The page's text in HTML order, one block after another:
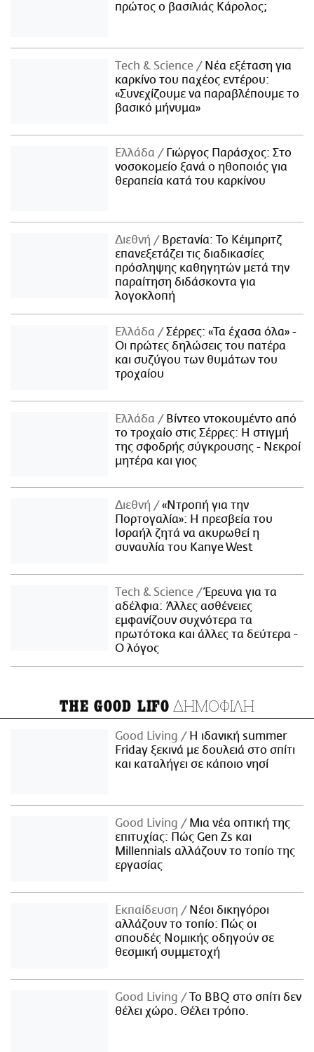
πρώτος ο βασιλιάς Κάρολος;
Τech & Science
Νέα εξέταση για
καρκίνο του παχέος εντέρου:
«Συνεχίζουμε να παραβλέπουμε το
βασικό μήνυμα»
Ελλάδα
Γιώργος Παράσχος: Στο
νοσοκομείο ξανά ο ηθοποιός για
θεραπεία κατά του καρκίνου
Διεθνή
Βρετανία: Το Κέιμπριτζ
επανεξετάζει τις διαδικασίες
πρόσληψης καθηγητών μετά την
παραίτηση διδάσκοντα για
λογοκλοπή
Ελλάδα
Σέρρες: «Τα έχασα όλα» -
Οι πρώτες δηλώσεις του πατέρα
και συζύγου των θυμάτων του
τροχαίου
Ελλάδα
Βίντεο ντοκουμέντο από
το τροχαίο στις Σέρρες: Η στιγμή
της σφοδρής σύγκρουσης - Νεκροί
μητέρα και γιος
Διεθνή
«Ντροπή για την
Πορτογαλία»: Η πρεσβεία του
Ισραήλ ζητά να ακυρωθεί η
συναυλία του Kanye West
Τech & Science
Έρευνα για τα
αδέλφια: Άλλες ασθένειες
εμφανίζουν συχνότερα τα
πρωτότοκα και άλλες τα δεύτερα -
Ο λόγος
THE GOOD LIFO ΔΗΜΟΦΙΛΗ
Good Living
Η ιδανική summer
Friday ξεκινά με δουλειά στο σπίτι
και καταλήγει σε κάποιο νησί
Good Living
Μια νέα οπτική της
επιτυχίας: Πώς Gen Zs και
Millennials αλλάζουν το τοπίο της
εργασίας
Εκπαίδευση
Νέοι δικηγόροι
αλλάζουν το τοπίο: Πώς οι
σπουδές Νομικής οδηγούν σε
θεσμική συμμετοχή
Good Living
Το BBQ στο σπίτι δεν
θέλει χώρο. Θέλει τρόπο.